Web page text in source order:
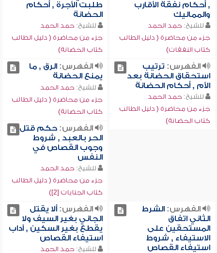
, أحكام نفقة الأقارب
والمماليك
للشيخ: حمد الحمد
جزء من محاضرة ( دليل الطالب
كتاب النفقات)
طلبت الأجرة , أحكام
الحضانة
للشيخ: حمد الحمد
جزء من محاضرة ( دليل الطالب
كتاب الحضانة)
الفهرس: ترتيب
استحقاق الحضانة بعد
الأم , أحكام الحضانة
للشيخ: حمد الحمد
جزء من محاضرة ( دليل الطالب
كتاب الحضانة)
الفهرس:الرق , ما
يمنع الحضانة
للشيخ: حمد الحمد
جزء من محاضرة ( دليل الطالب
كتاب الحضانة)
الفهرس:حكم قتل
الحر بالعبد , شروط
وجوب القصاص في
النفس
للشيخ: حمد الحمد
جزء من محاضرة ( دليل الطالب
كتاب الجنايات [2])
الفهرس:الشرط
الثاني اتفاق
المستحقين على
الاستيفاء , شروط
استيفاء القصاص
الفهرس:ألا يقتل
الجاني بغير السيف ولا
يقطع بغير السكين , آداب
استيفاء القصاص
للشيخ: حمد الحمد